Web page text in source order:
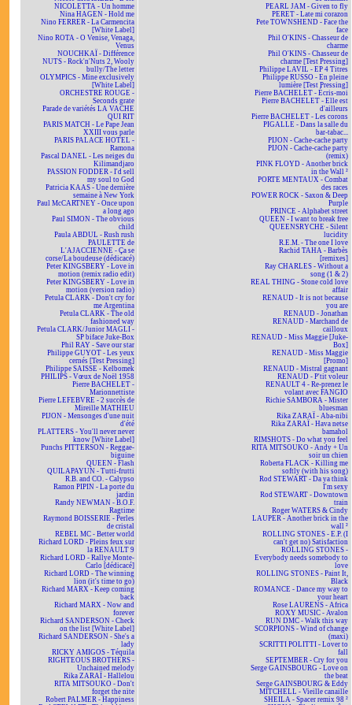
NICOLETTA - Un homme
Nina HAGEN - Hold me
Nino FERRER - La Carmencita
[White Label]
Nino ROTA - O Venise, Venaga,
Venus
NOUCHKAÏ - Différence
NUTS - Rock'n'Nuts 2, Wooly
bully/The letter
OLYMPICS - Mine exclusively
[White Label]
ORCHESTRE ROUGE -
Seconds grate
Parade de variétés LA VACHE
QUI RIT
PARIS MATCH - Le Pape Jean
XXIII vous parle
PARIS PALACE HOTEL -
Ramona
Pascal DANEL - Les neiges du
Kilimandjaro
PASSION FODDER - I'd sell
my soul to God
Patricia KAAS - Une dernière
semaine à New York
Paul McCARTNEY - Once upon
a long ago
Paul SIMON - The obvious
child
Paula ABDUL - Rush rush
PAULETTE de
L'AJACCIENNE - Ça se
corse/La boudeuse (dédicacé)
Peter KINGSBERY - Love in
motion (remix radio edit)
Peter KINGSBERY - Love in
motion (version radio)
Petula CLARK - Don't cry for
me Argentina
Petula CLARK - The old
fashioned way
Petula CLARK/Junior MAGLI -
SP biface Juke-Box
Phil RAY - Save our star
Philippe GUYOT - Les yeux
cernés [Test Pressing]
Philippe SAISSE - Kelbomek
PHILIPS - Vœux de Noël 1958
Pierre BACHELET -
Marionnettiste
Pierre LEFEBVRE - 2 succès de
Mireille MATHIEU
PIJON - Mensonges d'une nuit
d'été
PLATTERS - You'll never never
know [White Label]
Punchs PITTERSON - Reggae-
biguine
QUEEN - Flash
QUILAPAYUN - Tutti-frutti
R.B. and CO. - Calypso
Ramon PIPIN - La porte du
jardin
Randy NEWMAN - B.O.F.
Ragtime
Raymond BOISSERIE - Perles
de cristal
REBEL MC - Better world
Richard LORD - Pleins feux sur
la RENAULT 9
Richard LORD - Rallye Monte-
Carlo [dédicacé]
Richard LORD - The winning
lion (it's time to go)
Richard MARX - Keep coming
back
Richard MARX - Now and
forever
Richard SANDERSON - Check
on the list [White Label]
Richard SANDERSON - She's a
lady
RICKY AMIGOS - Téquila
RIGHTEOUS BROTHERS -
Unchained melody
Rika ZARAÏ - Hallelou
RITA MITSOUKO - Don't
forget the nite
Robert PALMER - Happiness
PEARL JAM - Given to fly
PERET - Late mi corazon
Pete TOWNSHEND - Face the
face
Phil O'KINS - Chasseur de
charme
Phil O'KINS - Chasseur de
charme [Test Pressing]
Philippe LAVIL - EP 4 Titres
Philippe RUSSO - En pleine
lumière [Test Pressing]
Pierre BACHELET - Écris-moi
Pierre BACHELET - Elle est
d'ailleurs
Pierre BACHELET - Les corons
PIGALLE - Dans la salle du
bar-tabac...
PIJON - Cache-cache party
PIJON - Cache-cache party
(remix)
PINK FLOYD - Another brick
in the Wall ²
PORTE MENTAUX - Combat
des races
POWER ROCK - Saxon & Deep
Purple
PRINCE - Alphabet street
QUEEN - I want to break free
QUEENSRYCHE - Silent
lucidity
R.E.M. - The one I love
Rachid TAHA - Barbès
[remixes]
Ray CHARLES - Without a
song (1 & 2)
REAL THING - Stone cold love
affair
RENAUD - It is not because
you are
RENAUD - Jonathan
RENAUD - Marchand de
cailloux
RENAUD - Miss Maggie [Juke-
Box]
RENAUD - Miss Maggie
[Promo]
RENAUD - Mistral gagnant
RENAUD - P'tit voleur
RENAULT 4 - Re-prenez le
volant avec FANGIO
Richie SAMBORA - Mister
bluesman
Rika ZARAÏ - Aba-nibi
Rika ZARAÏ - Hava netse
bamahol
RIMSHOTS - Do what you feel
RITA MITSOUKO - Andy + Un
soir un chien
Roberta FLACK - Killing me
softly (with his song)
Rod STEWART - Da ya think
I'm sexy
Rod STEWART - Downtown
train
Roger WATERS & Cindy
LAUPER - Another brick in the
wall ²
ROLLING STONES - E.P. (I
can't get no) Satisfaction
ROLLING STONES -
Everybody needs somebody to
love
ROLLING STONES - Paint It,
Black
ROMANCE - Dance my way to
your heart
Rose LAURENS - Africa
ROXY MUSIC - Avalon
RUN DMC - Walk this way
SCORPIONS - Wind of change
(maxi)
SCRITTI POLITTI - Lover to
fall
SEPTEMBER - Cry for you
Serge GAINSBOURG - Love on
the beat
Serge GAINSBOURG & Eddy
MITCHELL - Vieille canaille
SHEILA - Spacer remix 98 ²